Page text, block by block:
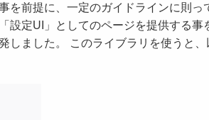
を前提に、一定のガイドラインに則っ
設定UI」としてのページを提供する事
しました。 このライブラリを使うと、